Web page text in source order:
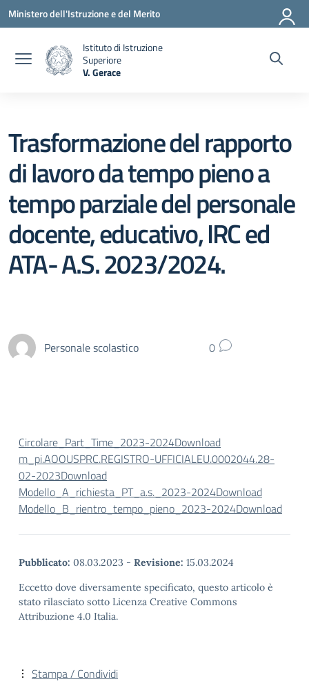
Vai ai contenuti
Vai al menu di navigazione
Vai al footer
Ministero dell'Istruzione e del Merito
Istituto di Istruzione
Superiore
V. Gerace
Trasformazione del rapporto
di lavoro da tempo pieno a
tempo parziale del personale
docente, educativo, IRC ed
ATA- A.S. 2023/2024.
Personale scolastico 0
Circolare_Part_Time_2023-2024Download
m_pi.AOOUSPRC.REGISTRO-UFFICIALEU.0002044.28-
02-2023Download
Modello_A_richiesta_PT_a.s._2023-2024Download
Modello_B_rientro_tempo_pieno_2023-2024Download
Pubblicato: 08.03.2023 - Revisione: 15.03.2024
Eccetto dove diversamente specificato, questo articolo è
stato rilasciato sotto Licenza Creative Commons
Attribuzione 4.0 Italia.
Stampa / Condividi